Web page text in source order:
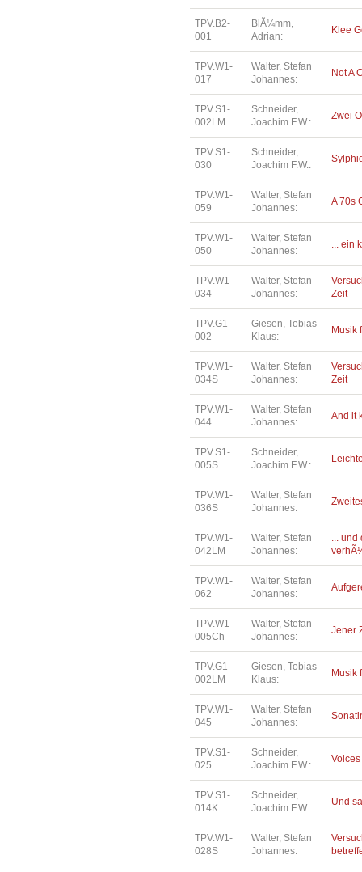
TPV.B2-
001
BlÃ¼mm,
Adrian:
Klee
TPV.W1-
017
Walter, Stefan
Johannes:
Not A
TPV.S1-
002LM
Schneider,
Joachim F.W.:
Zwei
TPV.S1-
030
Schneider,
Joachim F.W.:
TPV.W1-
059
Walter, Stefan
Johannes:
A 70s
TPV.W1-
050
Walter, Stefan
Johannes:
... ein
TPV.W1-
034
Walter, Stefan
Johannes:
Zeit
TPV.G1-
002
Giesen, Tobias
Klaus:
Musik
TPV.W1-
034S
Walter, Stefan
Johannes:
Zeit
TPV.W1-
044
Walter, Stefan
Johannes:
And it
TPV.S1-
005S
Schneider,
Joachim F.W.:
TPV.W1-
036S
Walter, Stefan
Johannes:
TPV.W1-
042LM
Walter, Stefan
Johannes:
... und
TPV.W1-
062
Walter, Stefan
Johannes:
TPV.W1-
005Ch
Walter, Stefan
Johannes:
Jener
TPV.G1-
002LM
Giesen, Tobias
Klaus:
Musik
TPV.W1-
045
Walter, Stefan
Johannes:
TPV.S1-
025
Schneider,
Joachim F.W.:
TPV.S1-
014K
Schneider,
Joachim F.W.:
Und
TPV.W1-
028S
Walter, Stefan
Johannes: